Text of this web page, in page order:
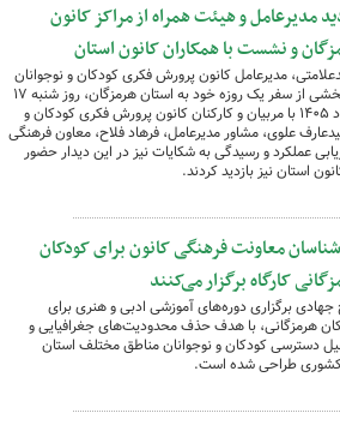
مدیرعامل و هیئت همراه از مراکز کانون
و نشست با همکاران کانون استان
مدیرعامل کانون پرورش فکری کودکان و نوجوانان
در بخشی از سفر یک روزه خود به استان هرمزگان، روز شنبه ۱۷
مرداد ۱۴۰۵ با مربیان و کارکنان کانون پرورش فکری کودکان و
علوی، مشاور مدیرعامل، فرهاد فلاح، معاون فرهنگی
عملکرد و رسیدگی به شکایات نیز در این دیدار حضور
استان نیز بازدید کردند.
معاونت فرهنگی کانون برای کودکان
کارگاه‌ برگزار می‌کنند
برگزاری دوره‌های آموزشی ادبی و هنری برای
هرمزگانی، با هدف حذف محدودیت‌های جغرافیایی و
دسترسی کودکان و نوجوانان مناطق مختلف استان
کشوری طراحی شده است.